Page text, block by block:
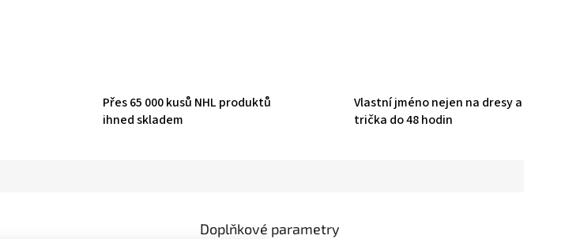
Přes 65 000 kusů NHL produktů
ihned skladem
Vlastní jméno nejen na dresy a
trička do 48 hodin
Doplňkové parametry